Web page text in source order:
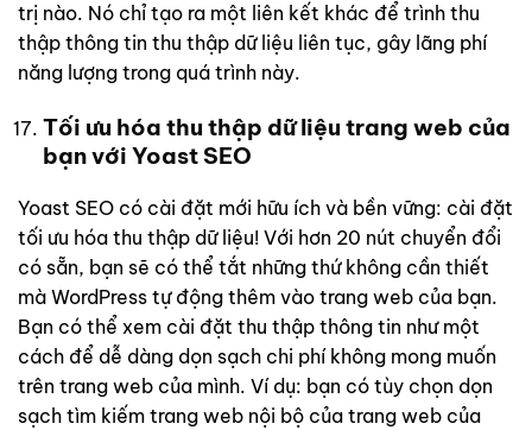
trị nào. Nó chỉ tạo ra một liên kết khác để trình thu
thập thông tin thu thập dữ liệu liên tục, gây lãng phí
năng lượng trong quá trình này.
Tối ưu hóa thu thập dữ liệu trang web của
bạn với Yoast SEO
Yoast SEO có cài đặt mới hữu ích và bền vững: cài đặt
tối ưu hóa thu thập dữ liệu! Với hơn 20 nút chuyển đổi
có sẵn, bạn sẽ có thể tắt những thứ không cần thiết
mà WordPress tự động thêm vào trang web của bạn.
Bạn có thể xem cài đặt thu thập thông tin như một
cách để dễ dàng dọn sạch chi phí không mong muốn
trên trang web của mình. Ví dụ: bạn có tùy chọn dọn
sạch tìm kiếm trang web nội bộ của trang web của